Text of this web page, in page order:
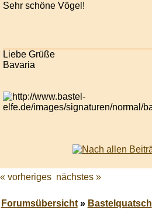
Sehr schöne Vögel!
Liebe Grüße
Bavaria
« vorheriges nächstes »
Forumsübersicht» Bastelquatsch